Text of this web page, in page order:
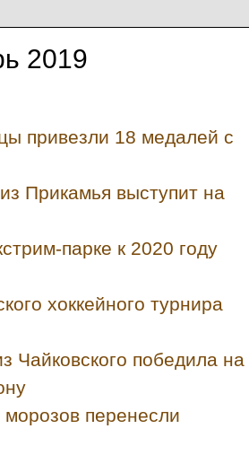
2019
привезли 18 медалей с
Прикамья выступит на
парке к 2020 году
хоккейного турнира
Чайковского победила на
перенесли